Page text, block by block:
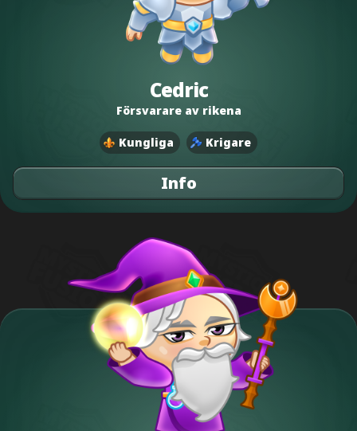
Cedric
Försvarare av rikena
Kungliga Krigare
Info